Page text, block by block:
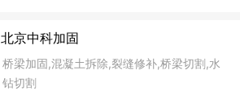
北京中科加固
桥梁加固,混凝土拆除,裂缝修补,桥梁切割,水
钻切割